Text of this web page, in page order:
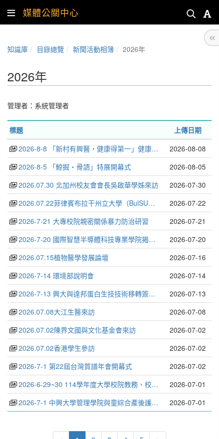
媒體公關中心
知識庫 目錄總覽 新聞活動相簿 2026年
2026年
管理者： 系統管理者
標題
上傳日期
2026-8-8 「新村有興醫，健康得第一」健康義診暨衛教活動
2026-08-08
2026-8-5 「鯨掘・骨語」特展開幕式
2026-08-05
2026.07.30 北加州校友會會長吳啟華學姊來訪
2026-07-30
2026.07.22菲律賓布拉干州立大學（BulSU）校長來訪
2026-07-22
2026-7-21 大專校院親密關係暴力防治研習
2026-07-21
2026-7-20 國際智慧半導體科技專業學院揭牌儀式
2026-07-20
2026.07.15植物醫學發展論壇
2026-07-16
2026-7-14 環境部說明會
2026-07-14
2026-7-13 興大與達邦蛋白生技技術移轉簽約儀式
2026-07-13
2026.07.08大江生醫來訪
2026-07-08
2026.07.02陳界文國與文化基金會來訪
2026-07-02
2026.07.02香港學生參訪
2026-07-02
2026-7-1 第22屆台灣質譜年會開幕式
2026-07-02
2026-6-29~30 114學年度大學校院教務、校務經營主管聯席會議
2026-07-01
2026-7-1 中興大學管理學院與童綜合產後護理之家合作儀式
2026-07-01